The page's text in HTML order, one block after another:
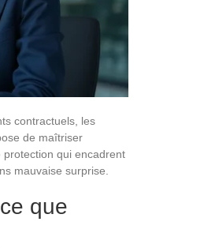
contractuels, les
de maîtriser
qui encadrent
mauvaise surprise.
que